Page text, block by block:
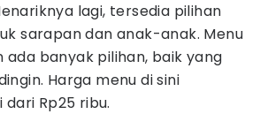
lagi, tersedia pilihan
sarapan dan anak-anak. Menu
ada banyak pilihan, baik yang
Harga menu di sini
Rp25 ribu.